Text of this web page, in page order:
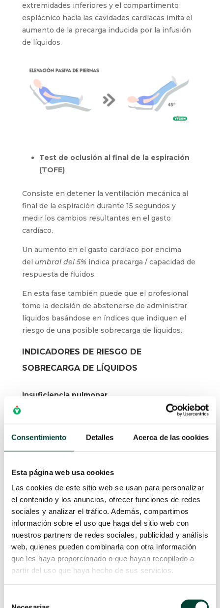
Consentimiento Detalles Acerca de las cookies
Esta página web usa cookies
Las cookies de este sitio web se usan para personalizar
el contenido y los anuncios, ofrecer funciones de redes
sociales y analizar el tráfico. Además, compartimos
información sobre el uso que haga del sitio web con
nuestros partners de redes sociales, publicidad y análisis
web, quienes pueden combinarla con otra información
que les haya proporcionado o que hayan recopilado a
partir del uso que haya hecho de sus servicios.
extremidades inferiores y el compartimento
esplácnico hacia las cavidades cardíacas imita el
aumento de la precarga inducida por la infusión
de líquidos.
Test de oclusión al final de la espiración
(TOFE)
Consiste en detener la ventilación mecánica al
final de la espiración durante 15 segundos y
medir los cambios resultantes en el gasto
cardíaco.
Un aumento en el gasto cardíaco por encima
del umbral del 5% indica precarga / capacidad de
respuesta de fluidos.
En esta fase también puede que el profesional
tome la decisión de abstenerse de administrar
líquidos basándose en índices que indiquen el
riesgo de una posible sobrecarga de líquidos.
INDICADORES DE RIESGO DE
SOBRECARGA DE LÍQUIDOS
Insuficiencia pulmonar
Para estimar el riesgo pulmonar por una alta
infusión de líquidos debemos conocer:
El índice de agua pulmonar
extravascular
(EVLWI)
El índice de
permeabilidad vascular
pulmonar: se trata de uno de los factores
clave para determinar un edema pulmonar.
Hipertensión intraabdominal